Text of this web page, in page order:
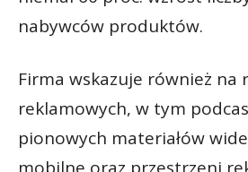
nabywców produktów.
Firma wskazuje również
reklamowych, w tym
pionowych materiałów
mobilne oraz przestrzeni